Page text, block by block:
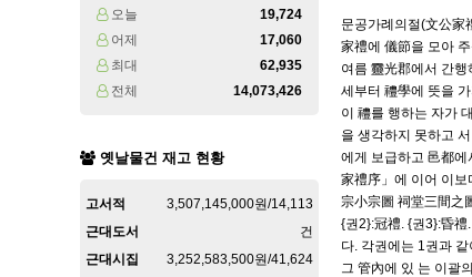
오늘
19,724
어제
17,060
최대
62,935
전체
14,073,426
옛날물건 재고 현황
고서적
3,507,145,000원/14,113
건
근대도서
3,252,583,500원/41,624
근대시집
문공가례의절(文公家
家禮에 儀節을 모아
여름 靈光郡에서 간
세부터 禮學에 뜻을
이 禮를 행하는 자가
을 생각하지 못하고
에게 보급하고 邑都
家禮序」에 이어 이
宗小宗圖 祠堂三間之
{권2}:冠禮. {권3}:昏
다. 각권에는 1권과
그 管內에 있 는 이괄